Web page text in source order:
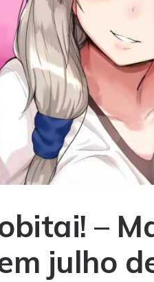
–
julho